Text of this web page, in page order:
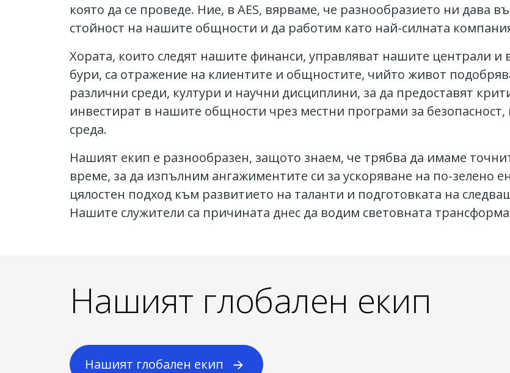
която да се проведе. Ние, в AES, вярваме, че разнообразието ни дава
стойност на нашите общности и да работим като най-силната
Хората, които следят нашите финанси, управляват нашите централи и
бури, са отражение на клиентите и общностите, чийто живот
различни среди, култури и научни дисциплини, за да предоставят
инвестират в нашите общности чрез местни програми за
среда.
Нашият екип е разнообразен, защото знаем, че трябва да имаме
време, за да изпълним ангажиментите си за ускоряване на по-зелено
цялостен подход към развитието на таланти и подготовката на
Нашите служители са причината днес да водим световната
Нашият глобален екип
Нашият глобален екип